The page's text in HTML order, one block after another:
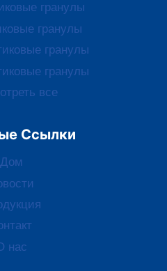
гранулы
гранулы
гранулы
гранулы
все
Ссылки
Дом
нас